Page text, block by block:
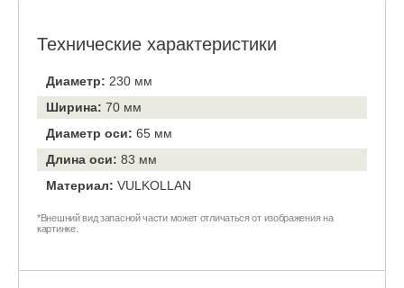
Технические характеристики
Диаметр: 230 мм
Ширина: 70 мм
Диаметр оси: 65 мм
Длина оси: 83 мм
Материал: VULKOLLAN
*Внешний вид запасной части может отличаться от изображения на
картинке.